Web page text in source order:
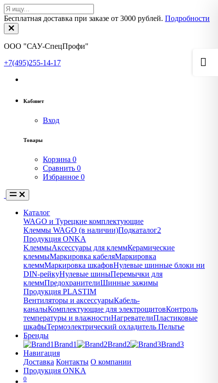
Бесплатная доставка при заказе от 3000 рублей. Подробности
ООО "САУ-СпецПрофи"
+7(495)255-14-17
Кабинет
Вход
Товары
Корзина 0
Сравнить 0
Избранное 0
Каталог
WAGO и Турецкие комплектующие
Клеммы WAGO (в наличии)Подкаталог2
Продукция ONKA
KлеммыАксессуары для клеммКерамические
клеммыМаркировка кабеляМаркировка
клеммМаркировка шкафовНулевые шинные блоки ни
DIN-рейкуНулевые шиныПеремычки для
клеммПредохранителиШинные зажимы
Продукция PLASTIM
Вентиляторы и аксессуарыКабель-
каналыКомплектующие для электрощитовКонтроль
температуры и влажностиНагревателиПластиковые
шкафыТермоэлектрический охладитель Пельтье
Бренды
Brand1
Brand2
Brand3
Навигация
Доставка Контакты О компании
Продукция ONKA
0